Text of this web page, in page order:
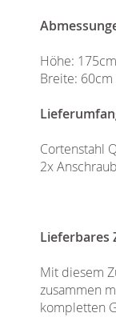
Höhe: 175cm
Breite:
Cortenstahl
2x
Lieferbares
Mit diesem
zusammen
kompletten